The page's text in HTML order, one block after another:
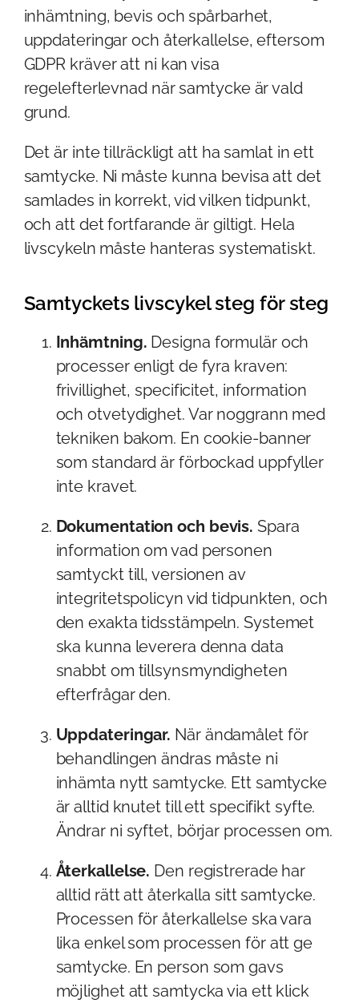
inhämtning, bevis och spårbarhet,
uppdateringar och återkallelse, eftersom
GDPR kräver att ni kan visa
regelefterlevnad när samtycke är vald
grund.
Det är inte tillräckligt att ha samlat in ett
samtycke. Ni måste kunna bevisa att det
samlades in korrekt, vid vilken tidpunkt,
och att det fortfarande är giltigt. Hela
livscykeln måste hanteras systematiskt.
Samtyckets livscykel steg för steg
Inhämtning. Designa formulär och
processer enligt de fyra kraven:
frivillighet, specificitet, information
och otvetydighet. Var noggrann med
tekniken bakom. En cookie-banner
som standard är förbockad uppfyller
inte kravet.
Dokumentation och bevis. Spara
information om vad personen
samtyckt till, versionen av
integritetspolicyn vid tidpunkten, och
den exakta tidsstämpeln. Systemet
ska kunna leverera denna data
snabbt om tillsynsmyndigheten
efterfrågar den.
Uppdateringar. När ändamålet för
behandlingen ändras måste ni
inhämta nytt samtycke. Ett samtycke
är alltid knutet till ett specifikt syfte.
Ändrar ni syftet, börjar processen om.
Återkallelse. Den registrerade har
alltid rätt att återkalla sitt samtycke.
Processen för återkallelse ska vara
lika enkel som processen för att ge
samtycke. En person som gavs
möjlighet att samtycka via ett klick